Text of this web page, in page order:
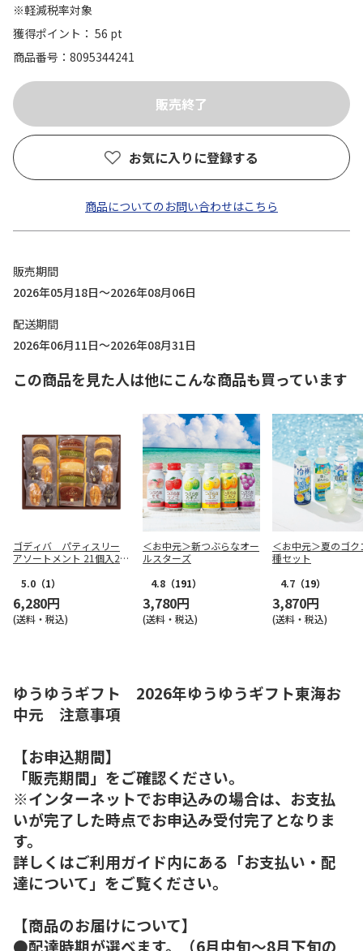
※軽減税率対象
獲得ポイント： 56 pt
商品番号
8095344241
お気に入りに登録する
商品についてのお問い合わせはこちら
販売期間
2026年05月18日～2026年08月06日
配送期間
2026年06月11日～2026年08月31日
この商品を見た人は他にこんな商品も買っています
ゴディバ パティスリー
アソートメント 21個入20
5.0 （1）
6,280円
(送料・税込)
＜お中元＞新つぶらなオー
ルスターズ
4.8 （191）
3,780円
(送料・税込)
＜お中元＞夏のゴク
種セット
4.7 （19）
3,870円
(送料・税込)
ゆうゆうギフト 2026年ゆうゆうギフト東海お
中元 注意事項
【お申込期間】
「販売期間」をご確認ください。
※インターネットでお申込みの場合は、お支払
いが完了した時点でお申込み受付完了となりま
す。
詳しくはご利用ガイド内にある「お支払い・配
達について」をご覧ください。
【商品のお届けについて】
●配達時期が選べます。（6月中旬～8月下旬の